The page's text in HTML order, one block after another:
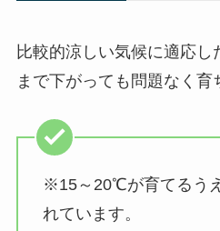
比較的涼しい気候に適応
まで下がっても問題なく育
※15～20℃が育てるう
れています。